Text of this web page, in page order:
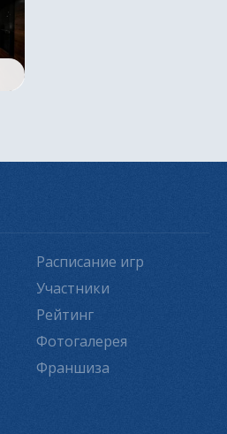
Расписание игр
Участники
Рейтинг
Фотогалерея
Франшиза